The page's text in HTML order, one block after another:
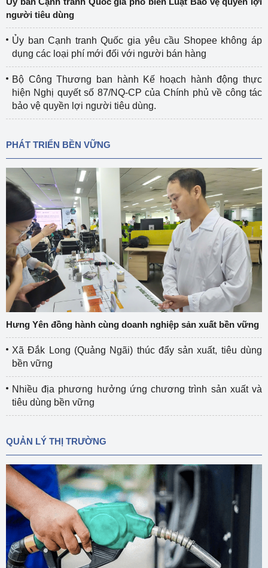
người tiêu dùng
Ủy ban Cạnh tranh Quốc gia yêu cầu Shopee không áp
dụng các loại phí mới đối với người bán hàng
Bộ Công Thương ban hành Kế hoạch hành động thực
hiện Nghị quyết số 87/NQ-CP của Chính phủ về công tác
bảo vệ quyền lợi người tiêu dùng.
PHÁT TRIỂN BỀN VỮNG
Hưng Yên đồng hành cùng doanh nghiệp sản xuất bền vững
Xã Đắk Long (Quảng Ngãi) thúc đẩy sản xuất, tiêu dùng
bền vững
Nhiều địa phương hưởng ứng chương trình sản xuất và
tiêu dùng bền vững
QUẢN LÝ THỊ TRƯỜNG